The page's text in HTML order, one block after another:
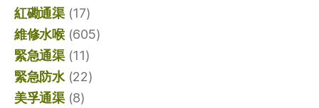
紅磡通渠(17)
維修水喉(605)
緊急通渠(11)
緊急防水(22)
美孚通渠(8)